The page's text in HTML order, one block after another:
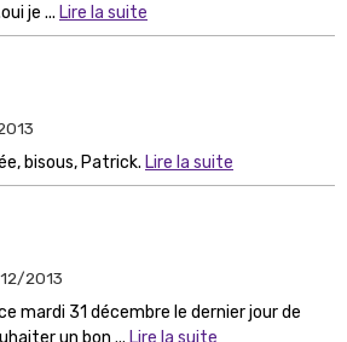
je ... Lire la suite
bisous, Patrick. Lire la suite
2013
mardi 31 décembre le dernier jour de
un bon ... Lire la suite